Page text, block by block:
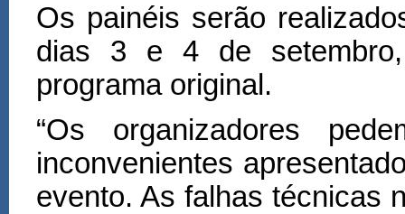
Os painéis serão
dias 3 e 4 de
programa original.
“Os organizadores
inconvenientes
evento. As falhas técnicas